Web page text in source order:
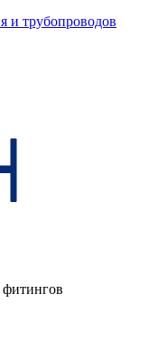
и трубопроводов